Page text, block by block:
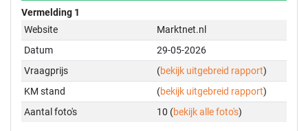
Vermelding 1
Website
Marktnet.nl
Datum
29-05-2026
Vraagprijs
(bekijk uitgebreid rapport)
KM stand
(bekijk uitgebreid rapport)
Aantal foto's
10 (bekijk alle foto's)